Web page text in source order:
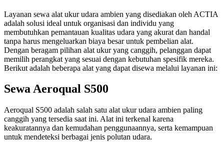
Layanan sewa alat ukur udara ambien yang disediakan oleh ACTIA
adalah solusi ideal untuk organisasi dan individu yang
membutuhkan pemantauan kualitas udara yang akurat dan handal
tanpa harus mengeluarkan biaya besar untuk pembelian alat.
Dengan beragam pilihan alat ukur yang canggih, pelanggan dapat
memilih perangkat yang sesuai dengan kebutuhan spesifik mereka.
Berikut adalah beberapa alat yang dapat disewa melalui layanan ini:
Sewa Aeroqual S500
Aeroqual S500 adalah salah satu alat ukur udara ambien paling
canggih yang tersedia saat ini. Alat ini terkenal karena
keakuratannya dan kemudahan penggunaannya, serta kemampuan
untuk mendeteksi berbagai jenis polutan udara.